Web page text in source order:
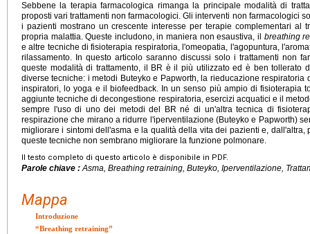
Sebbene la terapia farmacologica rimanga la principale modalità di
proposti vari trattamenti non farmacologici. Gli interventi non farmacologici
i pazienti mostrano un crescente interesse per terapie complementari al
propria malattia. Queste includono, in maniera non esaustiva, il breathing
e altre tecniche di fisioterapia respiratoria, l'omeopatia, l'agopuntura,
rilassamento. In questo articolo saranno discussi solo i trattamenti non
queste modalità di trattamento, il BR è il più utilizzato ed è ben tollerato
diverse tecniche: i metodi Buteyko e Papworth, la rieducazione respiratoria
inspiratori, lo yoga e il biofeedback. In un senso più ampio di fisioterapia
aggiunte tecniche di decongestione respiratoria, esercizi acquatici e il
sempre l'uso di uno dei metodi del BR né di un'altra tecnica di
respirazione che mirano a ridurre l'iperventilazione (Buteyko e Papworth)
migliorare i sintomi dell'asma e la qualità della vita dei pazienti e, dall'altra,
queste tecniche non sembrano migliorare la funzione polmonare.
Il testo completo di questo articolo è disponibile in PDF.
Parole chiave :Asma, Breathing retraining, Buteyko, Iperventilazione,
Mappa
Introduzione
“Breathing retraining”